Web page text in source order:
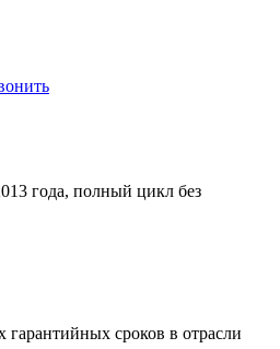
года, полный цикл без
сроков в отрасли